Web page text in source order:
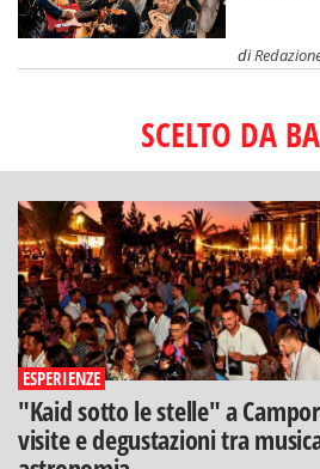
di
SCELTO DA
ESPERIENZE
"Kaid sotto le stelle" a
visite e degustazioni tra